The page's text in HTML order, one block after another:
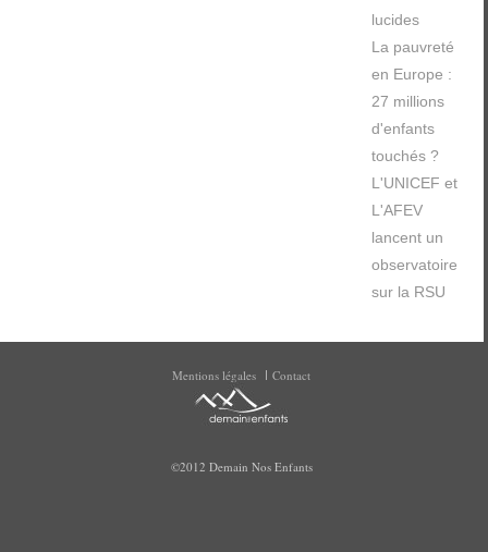
lucides
La pauvreté
en Europe :
27 millions
d'enfants
touchés ?
L'UNICEF et
L'AFEV
lancent un
observatoire
sur la RSU
Mentions légales Contact
©2012 Demain Nos Enfants